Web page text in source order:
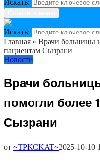
Искать:
Искать:
Главная » Врачи больницы
пациентам Сызрани
Новости
Врачи
помогли более
Сызрани
от ~TPKCKAT~2025-10-10